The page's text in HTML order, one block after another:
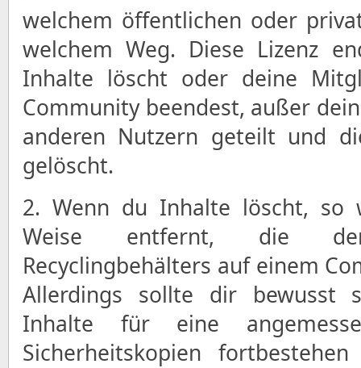
welchem öffentlichen oder
welchem Weg. Diese Lizenz
Inhalte löscht oder deine
Community beendest, außer
anderen Nutzern geteilt und
gelöscht.
2. Wenn du Inhalte löscht, so
Weise entfernt, die
Recyclingbehälters auf einem
Allerdings sollte dir bewusst
Inhalte für eine
Sicherheitskopien